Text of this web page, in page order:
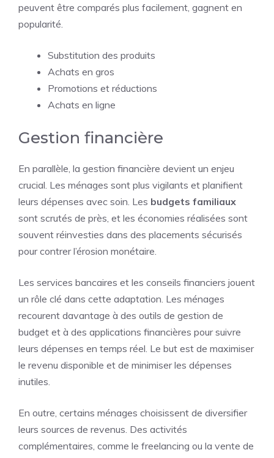
peuvent être comparés plus facilement, gagnent en
popularité.
Substitution des produits
Achats en gros
Promotions et réductions
Achats en ligne
Gestion financière
En parallèle, la gestion financière devient un enjeu
crucial. Les ménages sont plus vigilants et planifient
leurs dépenses avec soin. Les budgets familiaux
sont scrutés de près, et les économies réalisées sont
souvent réinvesties dans des placements sécurisés
pour contrer l’érosion monétaire.
Les services bancaires et les conseils financiers jouent
un rôle clé dans cette adaptation. Les ménages
recourent davantage à des outils de gestion de
budget et à des applications financières pour suivre
leurs dépenses en temps réel. Le but est de maximiser
le revenu disponible et de minimiser les dépenses
inutiles.
En outre, certains ménages choisissent de diversifier
leurs sources de revenus. Des activités
complémentaires, comme le freelancing ou la vente de